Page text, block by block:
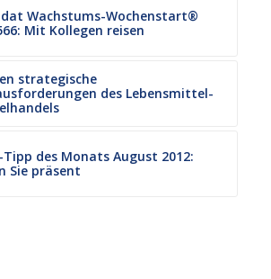
Wachstums-Wochenstart®
Mit Kollegen reisen
strategische
des Lebensmittel-
Tipp des Monats August 2012:
Sie präsent